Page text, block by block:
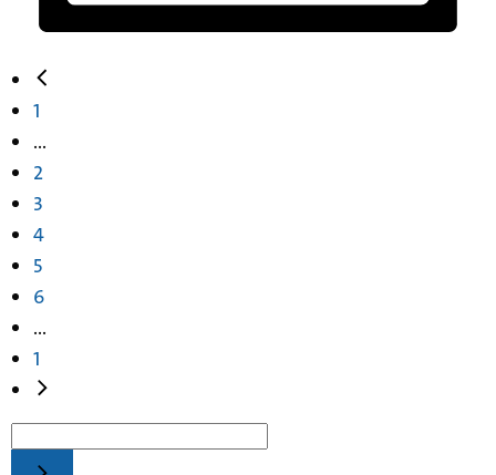
1
...
2
3
4
5
6
...
1